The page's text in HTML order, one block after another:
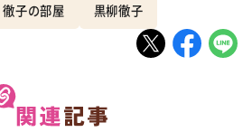
徹子の部屋 黒柳徹子